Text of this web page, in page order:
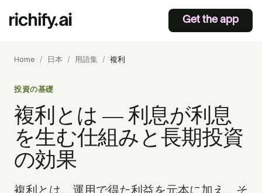
Get the app
Home / 日本 / 用語集 / 複利
投資の基礎
複利とは — 利息が利息
を生む仕組みと長期投資
の効果
複利とは、運用で得た利益を元本に加え、そ